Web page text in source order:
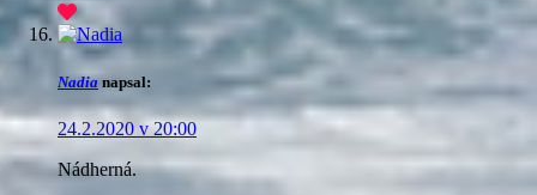
Nadia napsal:
24.2.2020 v 20:00
Nádherná.